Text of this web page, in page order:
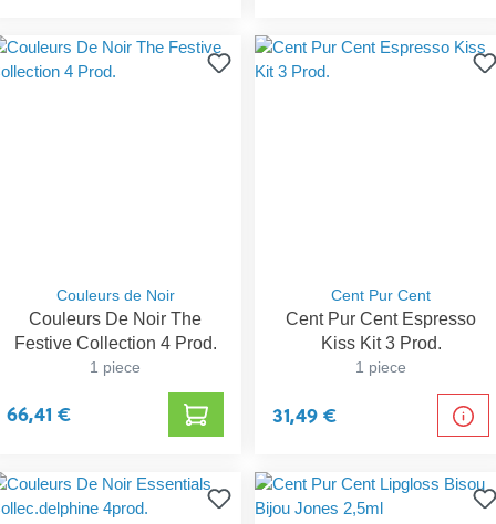
Couleurs de Noir
Couleurs De Noir The
Festive Collection 4 Prod.
1 piece
66,41 €
Cent Pur Cent
Cent Pur Cent Espresso
Kiss Kit 3 Prod.
1 piece
31,49 €